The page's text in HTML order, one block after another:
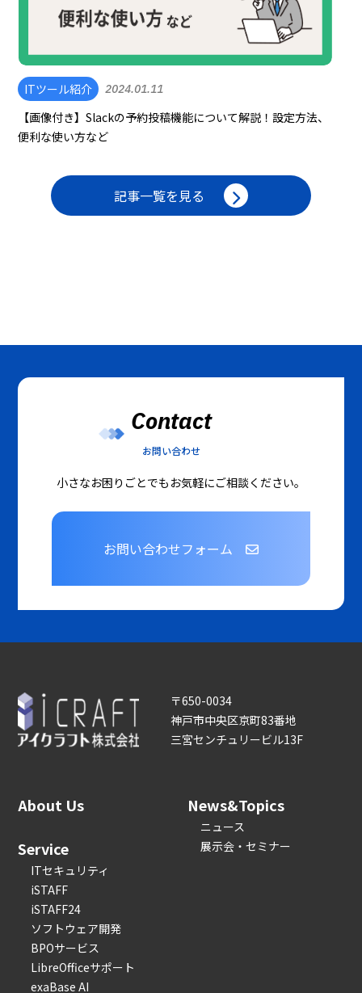
ITツール紹介 2024.01.11
【画像付き】Slackの予約投稿機能について解説！設定方法、
便利な使い方など
記事一覧を見る
Contact
お問い合わせ
小さなお困りごとでもお気軽にご相談ください。
お問い合わせフォーム
〒650-0034
神戸市中央区京町83番地
三宮センチュリービル13F
About Us
Service
ITセキュリティ
iSTAFF
iSTAFF24
ソフトウェア開発
BPOサービス
LibreOfficeサポート
exaBase AI
News&Topics
ニュース
展示会・セミナー